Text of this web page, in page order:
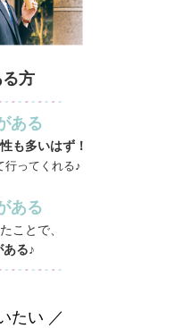
方
ある
も多いはず！
行ってくれる♪
ある
ことで、
る♪
たい ／